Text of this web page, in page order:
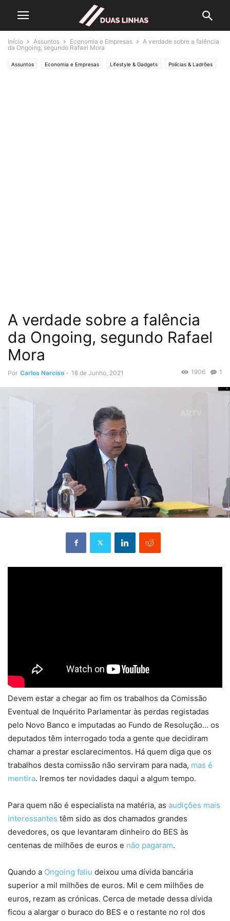
Início Assuntos Economia e Empresas
A verdade sobre a falência
da Ongoing, segundo Rafael Mora
Assuntos Economia e Empresas Lifestyle & Gadgets Polícias & Ladrões
A verdade sobre a falência
da Ongoing, segundo Rafael
Mora
Por Carlos Narciso - 18 de Junho, 2021 1
1906
Devem estar a chegar ao fim os trabalhos da Comissão
Eventual de Inquérito Parlamentar às perdas registadas
pelo Novo Banco e imputadas ao Fundo de Resolução… os
deputados têm interrogado toda a gente que decidiram
chamar a prestar esclarecimentos. Há quem diga que os
trabalhos desta comissão não serviram para nada, mas é
mentira. Iremos ter novidades daqui a algum tempo.
Para quem não é especialista na matéria, as audições mais
interessantes têm sido as dos chamados grandes
devedores, os que levantaram dinheiro do BES às
centenas de milhões de euros e não pagaram.
Quando a Ongoing faliu deixou uma dívida bancária
superior a mil milhões de euros. Mil e cem milhões de
euros, rezam as crónicas. Cerca de metade dessa dívida
ficou a alargar o buraco do BES e o restante no rol dos